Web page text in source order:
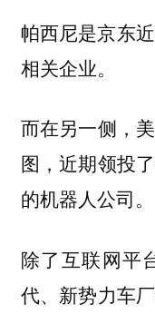
帕西尼是京东
相关企业。
而在另一侧，
图，近期领投
的机器人公司。
除了互联网平
代、新势力车